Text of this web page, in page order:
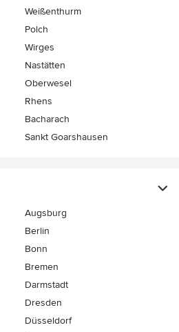
Weißenthurm
Polch
Wirges
Nastätten
Oberwesel
Rhens
Bacharach
Sankt Goarshausen
Augsburg
Berlin
Bonn
Bremen
Darmstadt
Dresden
Düsseldorf